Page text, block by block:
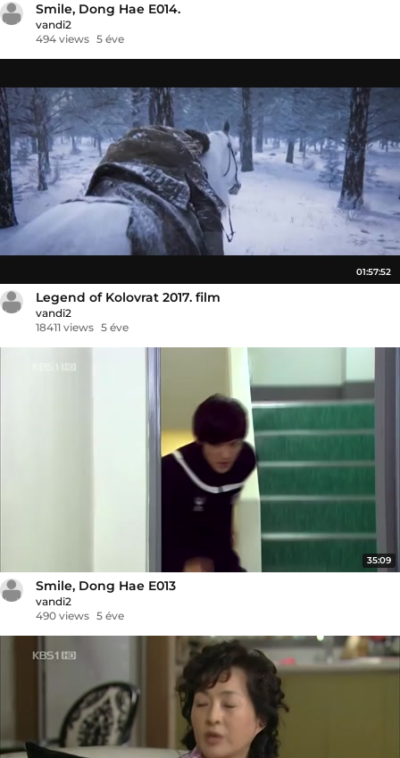
Smile, Dong Hae E014.
vandi2
494 views 5 éve
01:57:52
Legend of Kolovrat 2017. film
vandi2
18411 views 5 éve
35:09
Smile, Dong Hae E013
vandi2
490 views 5 éve